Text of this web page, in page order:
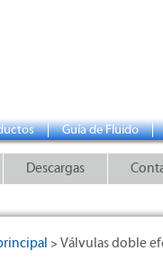
Guía de Fluido
Descargas
> Válvulas doble